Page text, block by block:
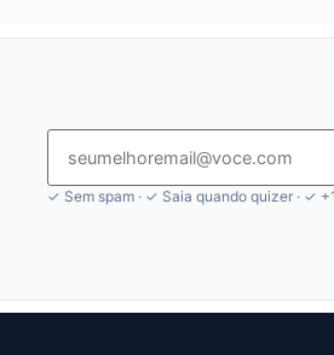
✓ Sem spam · ✓ Saia quando quizer · ✓